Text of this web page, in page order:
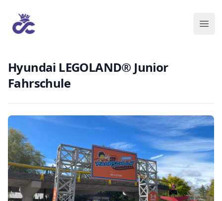
Hyundai LEGOLAND® Junior
Fahrschule